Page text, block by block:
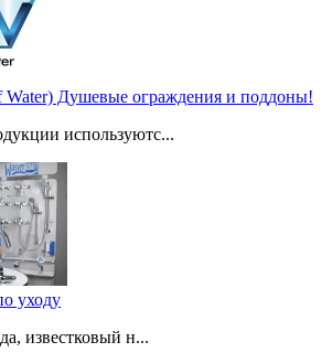
Water) Душевые ограждения и поддоны!
используютс...
уходу
известковый н...